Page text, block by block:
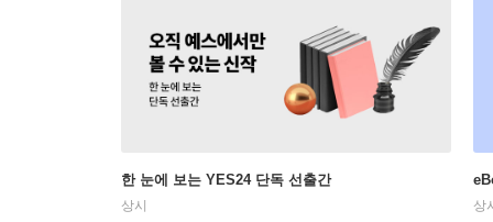
한 눈에 보는 YES24 단독 선출간
상시 상